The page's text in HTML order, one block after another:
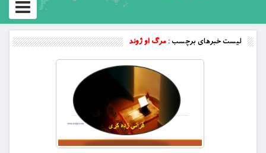
Toggle
لیست خبرهای برچسب :مرګ او ژوند